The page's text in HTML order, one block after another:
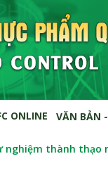
ONLINE VĂN BẢN
thành thạo